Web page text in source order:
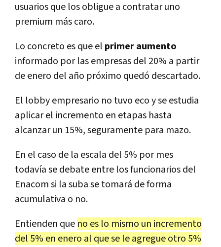
usuarios que los obligue a contratar uno
premium más caro.
Lo concreto es que el primer aumento
informado por las empresas del 20% a partir
de enero del año próximo quedó descartado.
El lobby empresario no tuvo eco y se estudia
aplicar el incremento en etapas hasta
alcanzar un 15%, seguramente para mazo.
En el caso de la escala del 5% por mes
todavía se debate entre los funcionarios del
Enacom si la suba se tomará de forma
acumulativa o no.
Entienden que no es lo mismo un incremento
del 5% en enero al que se le agregue otro 5%